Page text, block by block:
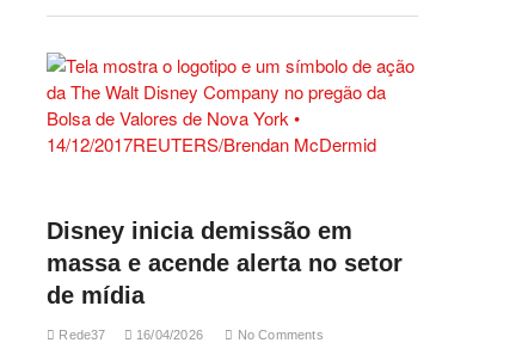
Disney inicia demissão em
massa e acende alerta no setor
de mídia
Rede37 16/04/2026 No Comments